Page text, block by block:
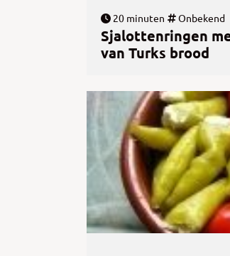
20 minuten Onbekend
Sjalottenringen
van Turks brood